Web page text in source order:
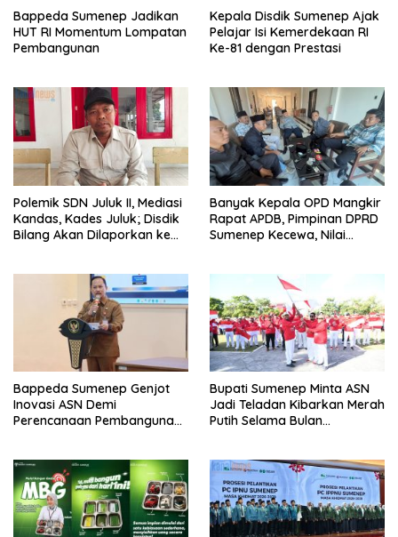
Bappeda Sumenep Jadikan
HUT RI Momentum Lompatan
Pembangunan
Kepala Disdik Sumenep Ajak
Pelajar Isi Kemerdekaan RI
Ke-81 dengan Prestasi
Polemik SDN Juluk II, Mediasi
Kandas, Kades Juluk; Disdik
Bilang Akan Dilaporkan ke
Banyak Kepala OPD Mangkir
Rapat APDB, Pimpinan DPRD
Sumenep Kecewa, Nilai
Bappeda Sumenep Genjot
Inovasi ASN Demi
Perencanaan Pembangunan
Bupati Sumenep Minta ASN
Jadi Teladan Kibarkan Merah
Putih Selama Bulan